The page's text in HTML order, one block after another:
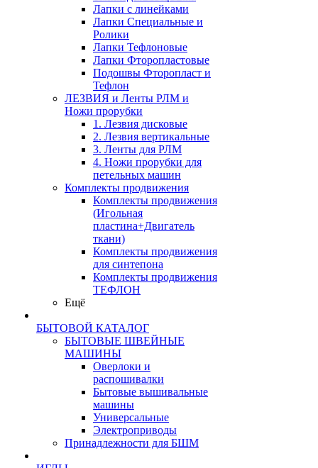
Лапки с линейками
Лапки Специальные и
Ролики
Лапки Тефлоновые
Лапки Фторопластовые
Подошвы Фторопласт и
Тефлон
ЛЕЗВИЯ и Ленты РЛМ и
Ножи прорубки
1. Лезвия дисковые
2. Лезвия вертикальные
3. Ленты для РЛМ
4. Ножи прорубки для
петельных машин
Комплекты продвижения
Комплекты продвижения
(Игольная
пластина+Двигатель
ткани)
Комплекты продвижения
для синтепона
Комплекты продвижения
ТЕФЛОН
Ещё
БЫТОВОЙ КАТАЛОГ
БЫТОВЫЕ ШВЕЙНЫЕ
МАШИНЫ
Оверлоки и
распошивалки
Бытовые вышивальные
машины
Универсальные
Электроприводы
Принадлежности для БШМ